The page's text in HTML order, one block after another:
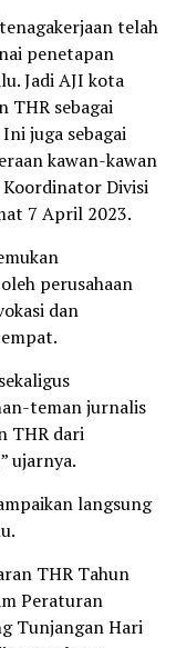
telah
penetapan
Jadi AJI kota
THR sebagai
juga sebagai
kawan-kawan
Koordinator Divisi
7 April 2023.
perusahaan
dan
teman jurnalis
THR dari
ujarnya.
langsung
THR Tahun
Peraturan
Tunjangan Hari